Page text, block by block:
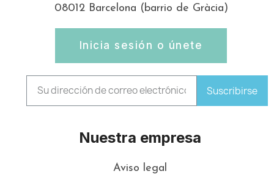
08012 Barcelona (barrio de Gràcia)
Inicia sesión o únete
Suscribirse
Nuestra empresa
Aviso legal